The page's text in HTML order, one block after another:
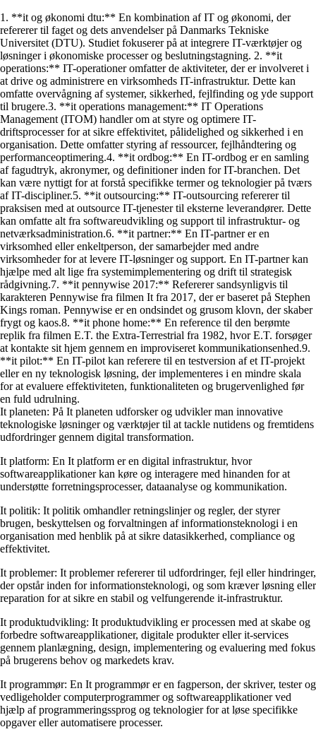
1. **it og økonomi dtu:** En kombination af IT og økonomi, der
refererer til faget og dets anvendelser på Danmarks Tekniske
Universitet (DTU). Studiet fokuserer på at integrere IT-værktøjer og
løsninger i økonomiske processer og beslutningstagning. 2. **it
operations:** IT-operationer omfatter de aktiviteter, der er involveret i
at drive og administrere en virksomheds IT-infrastruktur. Dette kan
omfatte overvågning af systemer, sikkerhed, fejlfinding og yde support
til brugere.3. **it operations management:** IT Operations
Management (ITOM) handler om at styre og optimere IT-
driftsprocesser for at sikre effektivitet, pålidelighed og sikkerhed i en
organisation. Dette omfatter styring af ressourcer, fejlhåndtering og
performanceoptimering.4. **it ordbog:** En IT-ordbog er en samling
af fagudtryk, akronymer, og definitioner inden for IT-branchen. Det
kan være nyttigt for at forstå specifikke termer og teknologier på tværs
af IT-discipliner.5. **it outsourcing:** IT-outsourcing refererer til
praksisen med at outsource IT-tjenester til eksterne leverandører. Dette
kan omfatte alt fra softwareudvikling og support til infrastruktur- og
netværksadministration.6. **it partner:** En IT-partner er en
virksomhed eller enkeltperson, der samarbejder med andre
virksomheder for at levere IT-løsninger og support. En IT-partner kan
hjælpe med alt lige fra systemimplementering og drift til strategisk
rådgivning.7. **it pennywise 2017:** Refererer sandsynligvis til
karakteren Pennywise fra filmen It fra 2017, der er baseret på Stephen
Kings roman. Pennywise er en ondsindet og grusom klovn, der skaber
frygt og kaos.8. **it phone home:** En reference til den berømte
replik fra filmen E.T. the Extra-Terrestrial fra 1982, hvor E.T. forsøger
at kontakte sit hjem gennem en improviseret kommunikationsenhed.9.
**it pilot:** En IT-pilot kan referere til en testversion af et IT-projekt
eller en ny teknologisk løsning, der implementeres i en mindre skala
for at evaluere effektiviteten, funktionaliteten og brugervenlighed før
en fuld udrulning.
It planeten: På It planeten udforsker og udvikler man innovative
teknologiske løsninger og værktøjer til at tackle nutidens og fremtidens
udfordringer gennem digital transformation.
It platform: En It platform er en digital infrastruktur, hvor
softwareapplikationer kan køre og interagere med hinanden for at
understøtte forretningsprocesser, dataanalyse og kommunikation.
It politik: It politik omhandler retningslinjer og regler, der styrer
brugen, beskyttelsen og forvaltningen af informationsteknologi i en
organisation med henblik på at sikre datasikkerhed, compliance og
effektivitet.
It problemer: It problemer refererer til udfordringer, fejl eller hindringer,
der opstår inden for informationsteknologi, og som kræver løsning eller
reparation for at sikre en stabil og velfungerende it-infrastruktur.
It produktudvikling: It produktudvikling er processen med at skabe og
forbedre softwareapplikationer, digitale produkter eller it-services
gennem planlægning, design, implementering og evaluering med fokus
på brugerens behov og markedets krav.
It programmør: En It programmør er en fagperson, der skriver, tester og
vedligeholder computerprogrammer og softwareapplikationer ved
hjælp af programmeringssprog og teknologier for at løse specifikke
opgaver eller automatisere processer.